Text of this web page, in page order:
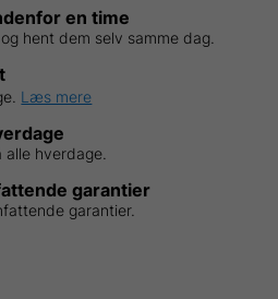
en time
hent dem selv samme dag.
Læs mere
hverdage.
garantier
garantier.